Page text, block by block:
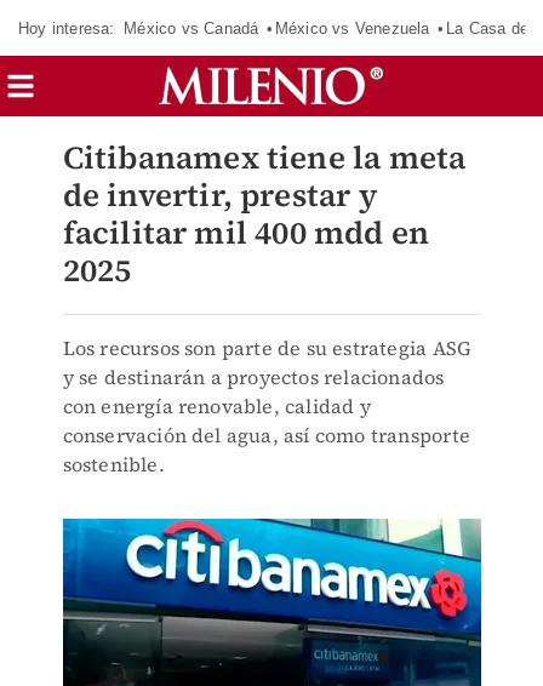
Hoy interesa: México vs Canadá México vs Venezuela La Casa de
Citibanamex tiene la meta
de invertir, prestar y
facilitar mil 400 mdd en
2025
Los recursos son parte de su estrategia ASG
y se destinarán a proyectos relacionados
con energía renovable, calidad y
conservación del agua, así como transporte
sostenible.